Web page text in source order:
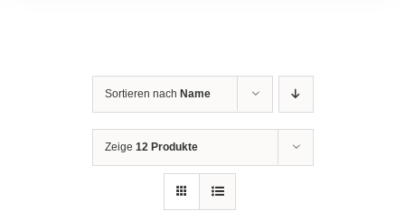
Sortieren nach Name
Zeige 12 Produkte